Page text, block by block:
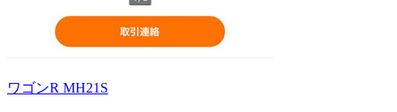
ワゴンR MH21S